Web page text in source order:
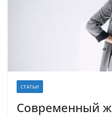
СТАТЬИ
Современный